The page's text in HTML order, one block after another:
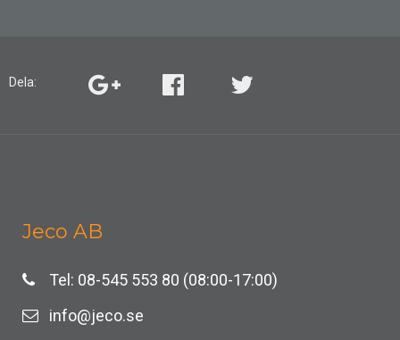
Dela:
Jeco AB
Tel: 08-545 553 80 (08:00-17:00)
info@jeco.se